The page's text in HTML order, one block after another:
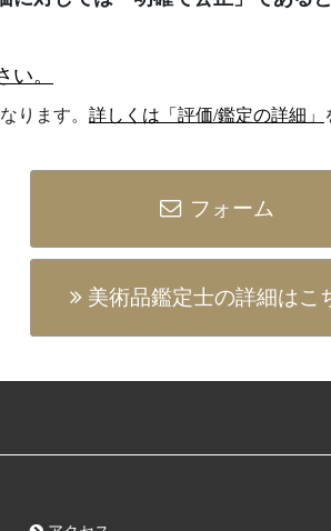
。
ります。 詳しくは「評価/鑑定の詳細」
フォーム
美術品鑑定⼠の詳細はこ